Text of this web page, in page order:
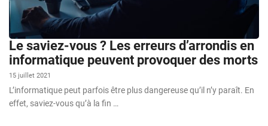
Le saviez-vous ? Les erreurs d’arrondis en
informatique peuvent provoquer des morts
15 juillet 2021
L’informatique peut parfois être plus dangereuse qu’il n’y paraît. En
effet, saviez-vous qu’à la fin …